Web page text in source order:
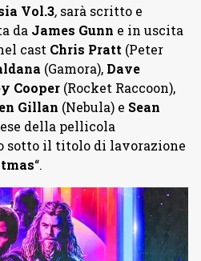
Vol.3, sarà scritto e
da James Gunn e in uscita
cast Chris Pratt (Peter
(Gamora), Dave
Cooper (Rocket Raccoon),
Gillan (Nebula) e Sean
della pellicola
sotto il titolo di lavorazione
“.